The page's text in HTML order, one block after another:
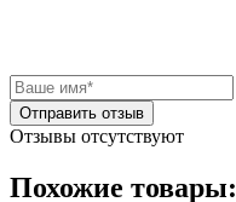
Отправить отзыв
Отзывы отсутствуют
Похожие товары: